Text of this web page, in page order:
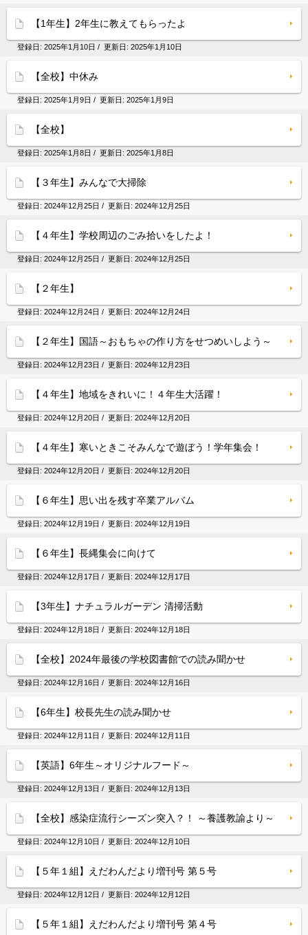
【1年生】2年生に教えてもらったよ
登録日: 2025年1月10日 / 更新日: 2025年1月10日
【全校】中休み
登録日: 2025年1月9日 / 更新日: 2025年1月9日
【全校】
登録日: 2025年1月8日 / 更新日: 2025年1月8日
【３年生】みんなで大掃除
登録日: 2024年12月25日 / 更新日: 2024年12月25日
【４年生】学校周辺のごみ拾いをしたよ！
登録日: 2024年12月25日 / 更新日: 2024年12月25日
【２年生】
登録日: 2024年12月24日 / 更新日: 2024年12月24日
【２年生】国語～おもちゃの作り方をせつめいしよう～
登録日: 2024年12月23日 / 更新日: 2024年12月23日
【４年生】地域をきれいに！４年生大活躍！
登録日: 2024年12月20日 / 更新日: 2024年12月20日
【４年生】寒いときこそみんなで遊ぼう！学年集会！
登録日: 2024年12月20日 / 更新日: 2024年12月20日
【６年生】思い出を残す卒業アルバム
登録日: 2024年12月19日 / 更新日: 2024年12月19日
【６年生】長縄集会に向けて
登録日: 2024年12月17日 / 更新日: 2024年12月17日
【3年生】ナチュラルガーデン 清掃活動
登録日: 2024年12月18日 / 更新日: 2024年12月18日
【全校】2024年最後の学校図書館での読み聞かせ
登録日: 2024年12月16日 / 更新日: 2024年12月16日
【6年生】校長先生の読み聞かせ
登録日: 2024年12月11日 / 更新日: 2024年12月11日
【英語】6年生～オリジナルフード～
登録日: 2024年12月13日 / 更新日: 2024年12月13日
【全校】感染症流行シーズン突入？！ ～養護教諭より～
登録日: 2024年12月10日 / 更新日: 2024年12月10日
【５年１組】えだわんだより増刊号 第５号
登録日: 2024年12月12日 / 更新日: 2024年12月12日
【５年１組】えだわんだより増刊号 第４号